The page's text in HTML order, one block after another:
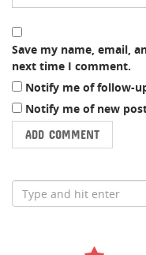
Save my name, email,
next time I comment.
Notify me of follow-
Notify me of new